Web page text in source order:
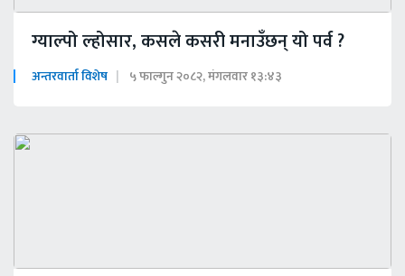
ग्याल्पो ल्होसार, कसले कसरी मनाउँछन् यो पर्व ?
अन्तरवार्ता विशेष ५ फाल्गुन २०८२, मंगलवार १३:४३